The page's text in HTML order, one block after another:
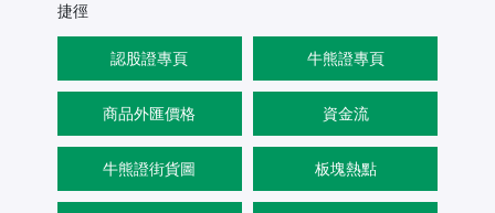
捷徑
認股證專頁 牛熊證專頁
商品外匯價格 資金流
牛熊證街貨圖 板塊熱點